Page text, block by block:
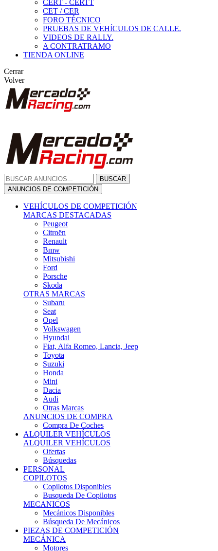
CERT - CERTT
CET / CER
FORO TÉCNICO
PRUEBAS DE VEHÍCULOS DE CALLE.
VIDEOS DE RALLY.
A CONTRATRAMO
TIENDA ONLINE
Cerrar
Volver
BUSCAR
ANUNCIOS DE COMPETICIÓN
VEHÍCULOS DE COMPETICIÓN
MARCAS DESTACADAS
Peugeot
Citroën
Renault
Bmw
Mitsubishi
Ford
Porsche
Skoda
OTRAS MARCAS
Subaru
Seat
Opel
Volkswagen
Hyundai
Fiat, Alfa Romeo, Lancia, Jeep
Toyota
Suzuki
Honda
Mini
Dacia
Audi
Otras Marcas
ANUNCIOS DE COMPRA
Compra De Coches
ALQUILER VEHÍCULOS
ALQUILER VEHÍCULOS
Ofertas
Búsquedas
PERSONAL
COPILOTOS
Copilotos Disponibles
Busqueda De Copilotos
MECANICOS
Mecánicos Disponibles
Búsqueda De Mecánicos
PIEZAS DE COMPETICIÓN
MECÁNICA
Motores
Refrigeración